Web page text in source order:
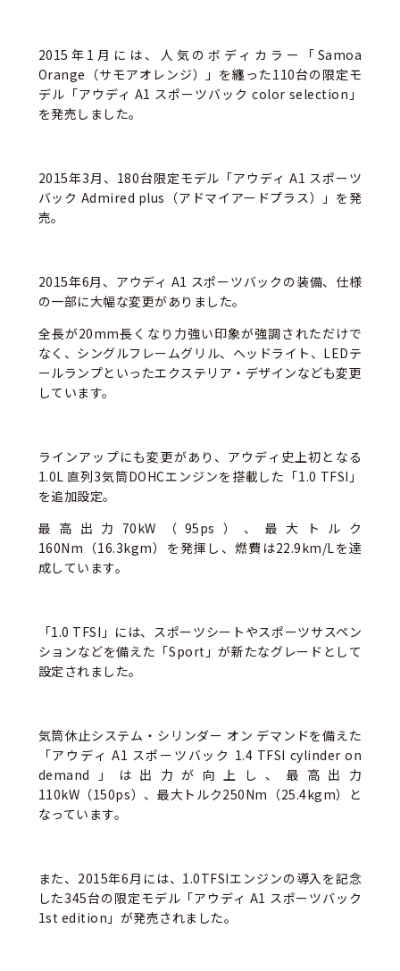
2015年1月には、人気のボディカラー「Samoa
Orange（サモアオレンジ）」を纏った110台の限定モ
デル「アウディ A1 スポーツバック color selection」
を発売しました。
2015年3月、180台限定モデル「アウディ A1 スポーツ
バック Admired plus（アドマイアードプラス）」を発
売。
2015年6月、アウディ A1 スポーツバックの装備、仕様
の一部に大幅な変更がありました。
全長が20mm長くなり力強い印象が強調されただけで
なく、シングルフレームグリル、ヘッドライト、LEDテ
ールランプといったエクステリア・デザインなども変更
しています。
ラインアップにも変更があり、アウディ史上初となる
1.0L 直列3気筒DOHCエンジンを搭載した「1.0 TFSI」
を追加設定。
最高出力70kW（95ps）、最大トルク
160Nm（16.3kgm）を発揮し、燃費は22.9km/Lを達
成しています。
「1.0 TFSI」には、スポーツシートやスポーツサスペン
ションなどを備えた「Sport」が新たなグレードとして
設定されました。
気筒休止システム・シリンダー オン デマンドを備えた
「アウディ A1 スポーツバック 1.4 TFSI cylinder on
demand」は出力が向上し、最高出力
110kW（150ps）、最大トルク250Nm（25.4kgm）と
なっています。
また、2015年6月には、1.0TFSIエンジンの導入を記念
した345台の限定モデル「アウディ A1 スポーツバック
1st edition」が発売されました。